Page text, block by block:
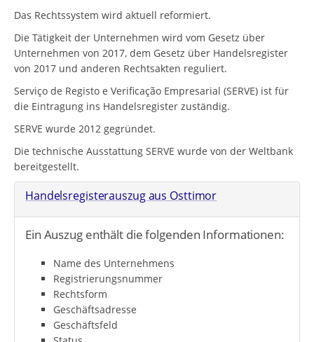
Das Rechtssystem wird aktuell reformiert.
Die Tätigkeit der Unternehmen wird vom Gesetz über
Unternehmen von 2017, dem Gesetz über Handelsregister
von 2017 und anderen Rechtsakten reguliert.
Serviço de Registo e Verificação Empresarial (SERVE) ist für
die Eintragung ins Handelsregister zuständig.
SERVE wurde 2012 gegründet.
Die technische Ausstattung SERVE wurde von der Weltbank
bereitgestellt.
Handelsregisterauszug aus Osttimor
Ein Auszug enthält die folgenden Informationen:
Name des Unternehmens
Registrierungsnummer
Rechtsform
Geschäftsadresse
Geschäftsfeld